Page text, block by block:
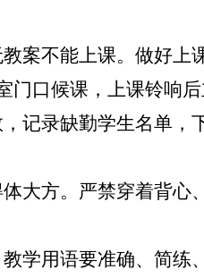
案不能上课。做好上
门口候课，上课铃响
记录缺勤学生名单，
大方。严禁穿着背
学用语要准确、简练